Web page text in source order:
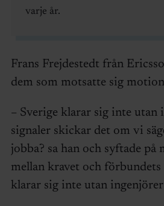
varje år.
Frans Frejdestedt från
dem som motsatte sig
– Sverige klarar sig inte utan
signaler skickar det om vi
jobba? sa han och syftade på
mellan kravet och förbundets
klarar sig inte utan